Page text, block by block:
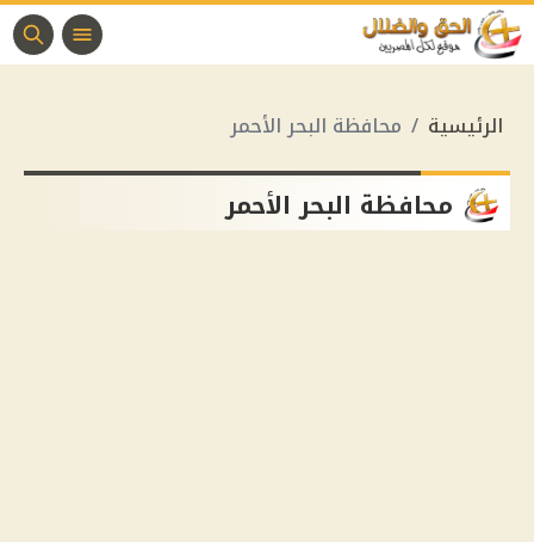
الرئيسية محافظة البحر الأحمر
محافظة البحر الأحمر